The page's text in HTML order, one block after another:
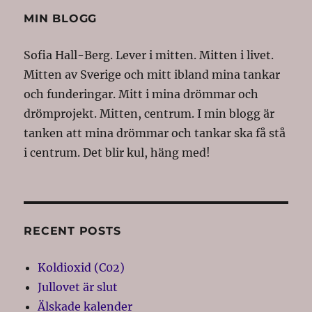
MIN BLOGG
Sofia Hall-Berg. Lever i mitten. Mitten i livet.
Mitten av Sverige och mitt ibland mina tankar
och funderingar. Mitt i mina drömmar och
drömprojekt. Mitten, centrum. I min blogg är
tanken att mina drömmar och tankar ska få stå
i centrum. Det blir kul, häng med!
RECENT POSTS
Koldioxid (C02)
Jullovet är slut
Älskade kalender